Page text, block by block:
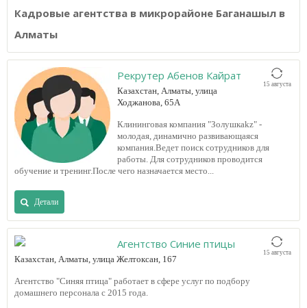
Кадровые агентства в микрорайоне Баганашыл в
Алматы
15 августа
Рекрутер Абенов Кайрат
Казахстан, Алматы, улица
Ходжанова, 65А
Клининговая компания "Золушкаkz" -
молодая, динамично развивающаяся
компания.Ведет поиск сотрудников для
работы. Для сотрудников проводится
обучение и тренинг.После чего назначается место...
Детали
15 августа
Агентство Синие птицы
Казахстан, Алматы, улица Желтоксан, 167
Агентство "Синяя птица" работает в сфере услуг по подбору
домашнего персонала с 2015 года.